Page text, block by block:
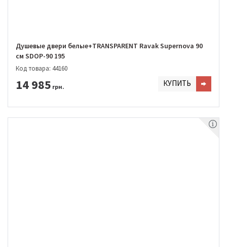
Душевые двери белые+TRANSPARENT Ravak Supernova 90
см SDOP-90 195
Код товара: 44160
14 985 грн. КУПИТЬ